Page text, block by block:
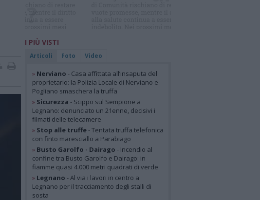
I PIÙ VISTI
Articoli Foto Video
» Nerviano - Casa affittata all’insaputa del
proprietario: la Polizia Locale di Nerviano e
Pogliano smaschera la truffa
» Sicurezza - Scippo sul Sempione a
Legnano: denunciato un 21enne, decisivi i
filmati delle telecamere
» Stop alle truffe- Tentata truffa telefonica
con finto maresciallo a Parabiago
» Busto Garolfo - Dairago - Incendio al
confine tra Busto Garolfo e Dairago: in
fiamme quasi 4.000 metri quadrati di verde
» Legnano - Al via i lavori in centro a
Legnano per il tracciamento degli stalli di
sosta